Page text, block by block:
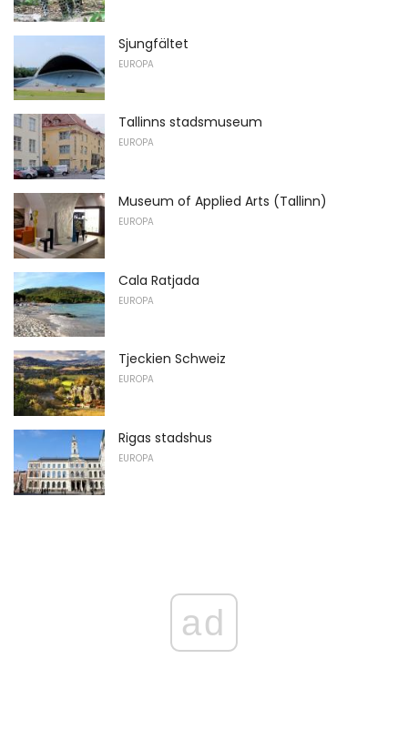
Sjungfältet
EUROPA
Tallinns stadsmuseum
EUROPA
Museum of Applied Arts (Tallinn)
EUROPA
Cala Ratjada
EUROPA
Tjeckien Schweiz
EUROPA
Rigas stadshus
EUROPA
ad